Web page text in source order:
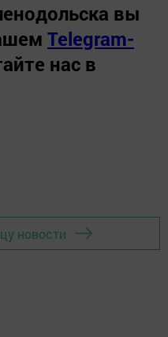
вы
Telegram-
нас в
новости